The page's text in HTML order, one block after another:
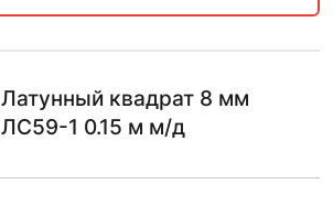
Латунный квадрат 8 мм
ЛС59-1 0.15 м м/д